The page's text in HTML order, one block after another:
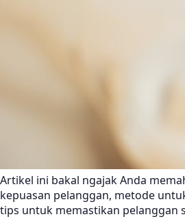
Artikel ini bakal ngajak Anda
kepuasan pelanggan, metode
tips untuk memastikan pelanggan